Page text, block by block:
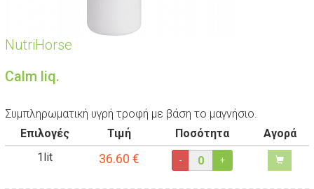
NutriHorse
Calm liq.
Συμπληρωματική υγρή τροφή με βάση το μαγνήσιο.
Επιλογές
Τιμή Ποσότητα
Αγορά
1lit
36.60 € - +